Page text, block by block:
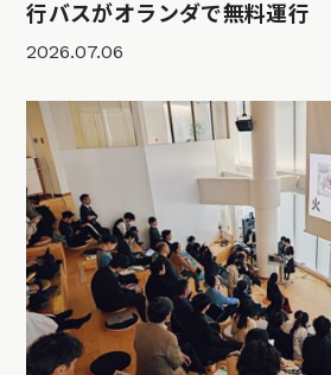
行バスがオランダで無料運行
2026.07.06